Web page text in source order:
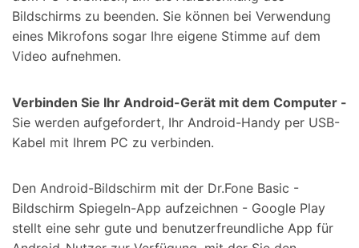
Bildschirms zu beenden. Sie können bei Verwendung
eines Mikrofons sogar Ihre eigene Stimme auf dem
Video aufnehmen.
Verbinden Sie Ihr Android-Gerät mit dem Computer -
Sie werden aufgefordert, Ihr Android-Handy per USB-
Kabel mit Ihrem PC zu verbinden.
Den Android-Bildschirm mit der Dr.Fone Basic -
Bildschirm Spiegeln-App aufzeichnen - Google Play
stellt eine sehr gute und benutzerfreundliche App für